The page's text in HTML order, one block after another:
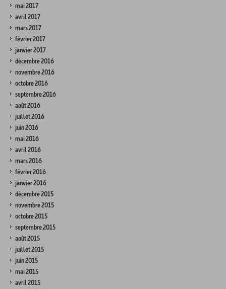
mai 2017
avril 2017
mars 2017
février 2017
janvier 2017
décembre 2016
novembre 2016
octobre 2016
septembre 2016
août 2016
juillet 2016
juin 2016
mai 2016
avril 2016
mars 2016
février 2016
janvier 2016
décembre 2015
novembre 2015
octobre 2015
septembre 2015
août 2015
juillet 2015
juin 2015
mai 2015
avril 2015